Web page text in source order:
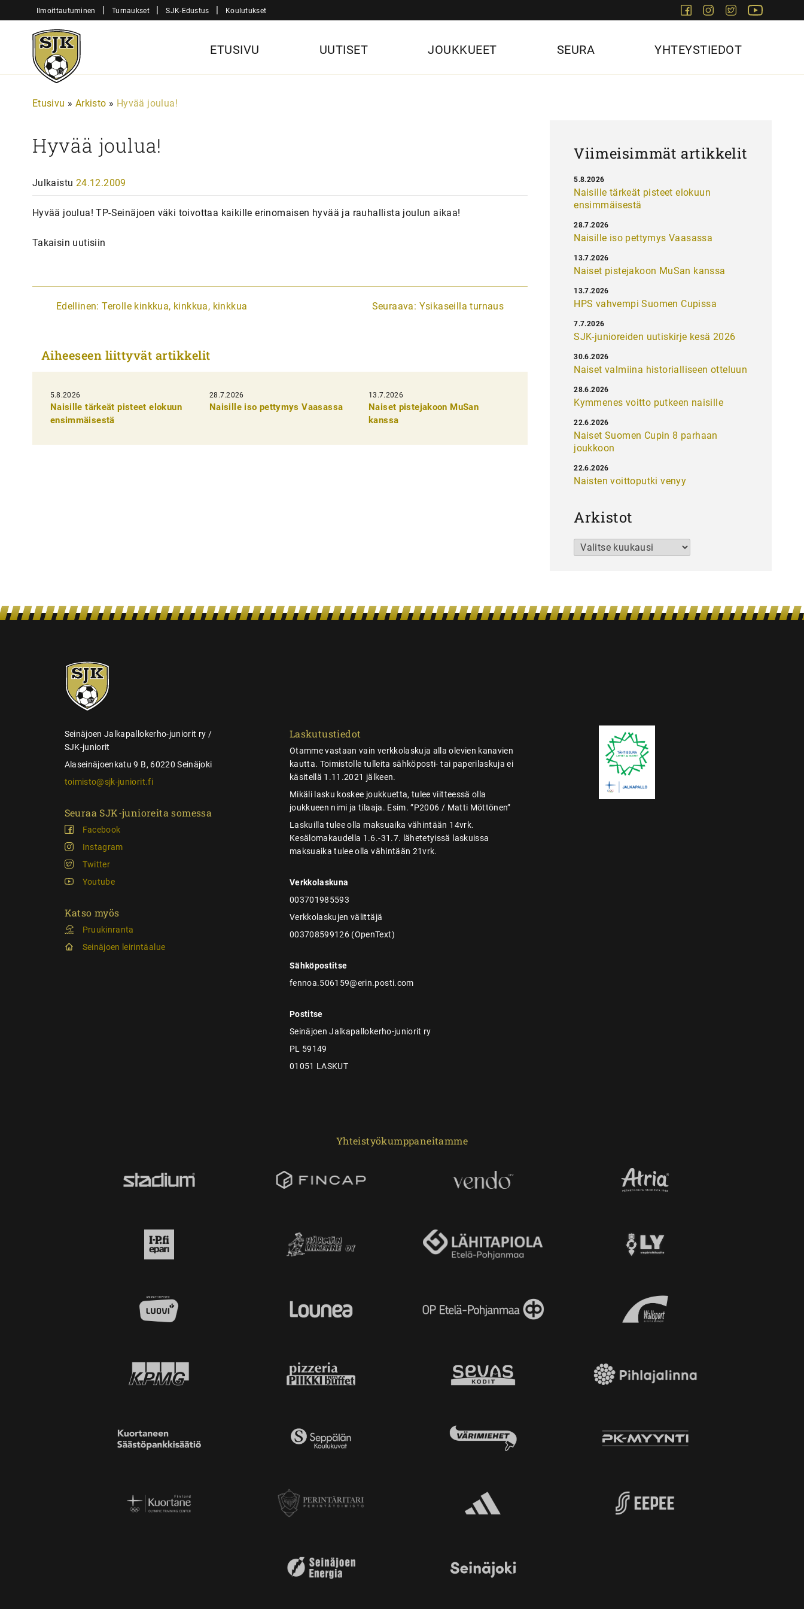
sisältöön
Ilmoittautuminen | Turnaukset | SJK-Edustus | Koulutukset FacebookInstagram
Twitter
Sjk-
Juniorit
ETUSIVU UUTISET JOUKKUEET SEURA YHTEYSTIEDOT
Etusivu » Arkisto » Hyvää joulua!
Hyvää joulua!
Julkaistu 24.12.2009
Hyvää joulua! TP-Seinäjoen väki toivottaa kaikille erinomaisen hyvää ja rauhallista joulun aikaa!
Takaisin uutisiin
A
i
k
e
s
Edellinen: Terolle kinkkua, kinkkua, kinkkua Seuraava: Ysikaseilla turnaus
Aiheeseen liittyvät artikkelit
5.8.2026
Naisille tärkeät pisteet elokuun
ensimmäisestä
28.7.2026
Naisille iso pettymys Vaasassa
13.7.2026
Naiset pistejakoon MuSan
kanssa
Viimeisimmät artikkelit
Naisille tärkeät pisteet elokuun
ensimmäisestä
5.8.2026
Naisille iso pettymys Vaasassa
28.7.2026
Naiset pistejakoon MuSan kanssa
13.7.2026
HPS vahvempi Suomen Cupissa
13.7.2026
SJK-junioreiden uutiskirje kesä 2026
7.7.2026
Naiset valmiina historialliseen otteluun
30.6.2026
Kymmenes voitto putkeen naisille
28.6.2026
Naiset Suomen Cupin 8 parhaan
joukkoon
22.6.2026
Naisten voittoputki venyy
22.6.2026
Arkistot
Arkistot
SJK-
juniorit
Seinäjoen Jalkapallokerho-juniorit ry /
SJK-juniorit
Alaseinäjoenkatu 9 B, 60220 Seinäjoki
toimisto@sjk-juniorit.fi
Seuraa SJK-junioreita somessa
Facebook
Instagram
Twitter
Youtube
Katso myös
Pruukinranta
Seinäjoen leirintäalue
Laskutustiedot
Otamme vastaan vain verkkolaskuja alla olevien kanavien
kautta. Toimistolle tulleita sähköposti- tai paperilaskuja ei
käsitellä 1.11.2021 jälkeen.
Mikäli lasku koskee joukkuetta, tulee viitteessä olla
joukkueen nimi ja tilaaja. Esim. ”P2006 / Matti Möttönen”
Laskuilla tulee olla maksuaika vähintään 14vrk.
Kesälomakaudella 1.6.-31.7. lähetetyissä laskuissa
maksuaika tulee olla vähintään 21vrk.
Verkkolaskuna
003701985593
Verkkolaskujen välittäjä
003708599126 (OpenText)
Sähköpostitse
fennoa.506159@erin.posti.com
Postitse
Seinäjoen Jalkapallokerho-juniorit ry
PL 59149
01051 LASKUT
Yhteistyökumppaneitamme